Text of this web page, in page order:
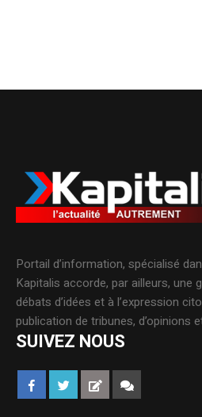
Portail d’information, spécialisé
Kapitalis accorde, par ailleurs, une
débats d’idées et à l’expression
publication de tribunes, d’opinions
SUIVEZ NOUS